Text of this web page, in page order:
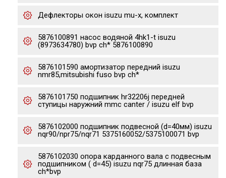
Дефлекторы окон isuzu mu-x, комплект
5876100891 насос водяной 4hk1-t isuzu
(8973634780) bvp ch* 5876100890
5876101590 амортизатор передний isuzu
nmr85,mitsubishi fuso bvp ch*
5876101750 подшипник hr32206j передней
ступицы наружний mmc canter / isuzu elf bvp
5876102000 подшипник подвесной (d=40мм) isuzu
nqr90/npr75/nqr71 5375160052/5375100071 bvp
5876102030 опора карданного вала с подвесным
подшипником ( d=45) isuzu nqr75 длинная база
ch*bvp